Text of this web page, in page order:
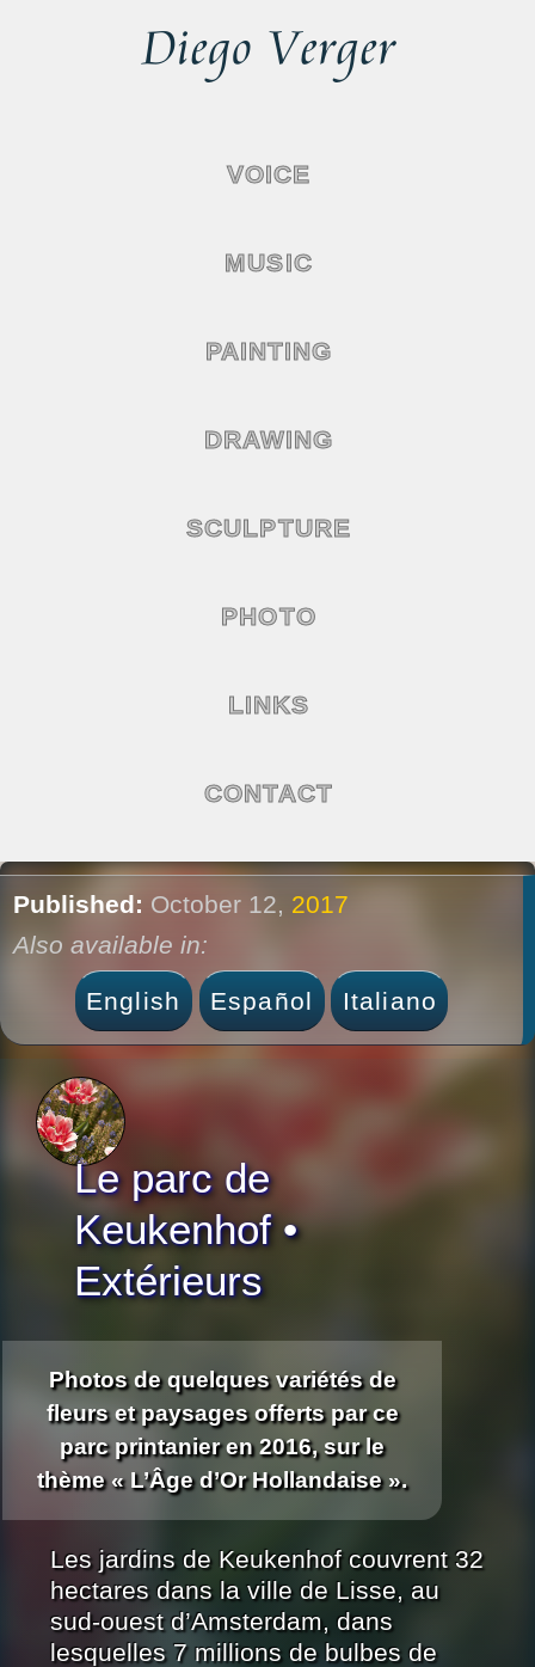
VOICE
MUSIC
PAINTING
DRAWING
SCULPTURE
PHOTO
LINKS
CONTACT
Published: October 12, 2017
Also available in:
English Español Italiano
Le parc de
Keukenhof •
Extérieurs
Photos de quelques variétés de
fleurs et paysages offerts par ce
parc printanier en 2016, sur le
thème « L’Âge d’Or Hollandaise ».
Les jardins de Keukenhof couvrent 32
hectares dans la ville de Lisse, au
sud-ouest d’Amsterdam, dans
lesquelles 7 millions de bulbes de